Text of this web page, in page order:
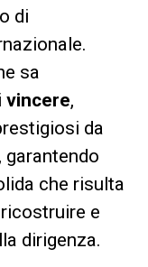
di
sa
vincere,
da
, garantendo
che risulta
e
dirigenza.